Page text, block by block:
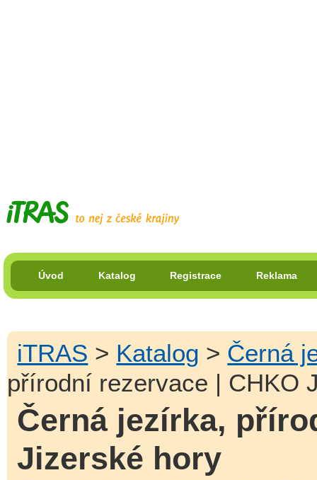
Úvod Katalog Registrace Reklama
iTRAS > Katalog > Černá
přírodní rezervace | CHKO
Černá jezírka,
Jizerské hory